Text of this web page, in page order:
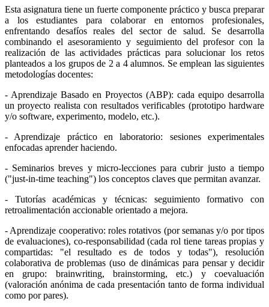
Esta asignatura tiene un fuerte componente práctico y busca preparar
a los estudiantes para colaborar en entornos profesionales,
enfrentando desafíos reales del sector de salud. Se desarrolla
combinando el asesoramiento y seguimiento del profesor con la
realización de las actividades prácticas para solucionar los retos
planteados a los grupos de 2 a 4 alumnos. Se emplean las siguientes
metodologías docentes:
- Aprendizaje Basado en Proyectos (ABP): cada equipo desarrolla
un proyecto realista con resultados verificables (prototipo hardware
y/o software, experimento, modelo, etc.).
- Aprendizaje práctico en laboratorio: sesiones experimentales
enfocadas aprender haciendo.
- Seminarios breves y micro-lecciones para cubrir justo a tiempo
("just-in-time teaching") los conceptos claves que permitan avanzar.
- Tutorías académicas y técnicas: seguimiento formativo con
retroalimentación accionable orientado a mejora.
- Aprendizaje cooperativo: roles rotativos (por semanas y/o por tipos
de evaluaciones), co-responsabilidad (cada rol tiene tareas propias y
compartidas: "el resultado es de todos y todas"), resolución
colaborativa de problemas (uso de dinámicas para pensar y decidir
en grupo: brainwriting, brainstorming, etc.) y coevaluación
(valoración anónima de cada presentación tanto de forma individual
como por pares).